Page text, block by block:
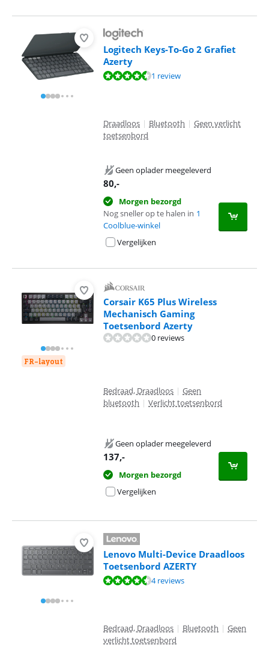
Logitech Keys-To-Go 2 Grafiet
Azerty
Beoordeling is 9,3 van de 10, gebaseerd op 1 review.
1 review
Draadloos | Bluetooth | Geen verlicht
toetsenbord
Geen oplader meegeleverd
80,-
Morgen bezorgd
Nog sneller op te halen in 1
Coolblue-winkel
Vergelijken
FR-layout
Corsair K65 Plus Wireless
Mechanisch Gaming
Toetsenbord Azerty
0 reviews
Bedraad, Draadloos | Geen
bluetooth | Verlicht toetsenbord
Geen oplader meegeleverd
137,-
Morgen bezorgd
Vergelijken
Lenovo Multi-Device Draadloos
Toetsenbord AZERTY
Beoordeling is 8,5 van de 10, gebaseerd op 4 reviews.
4 reviews
Bedraad, Draadloos | Bluetooth | Geen
verlicht toetsenbord